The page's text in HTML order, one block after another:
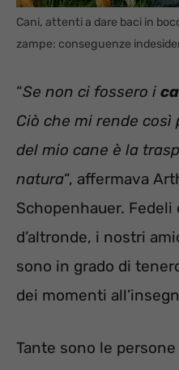
Cani, attenti a dare baci in
zampe: conseguenze
“Se non ci fossero i
Ciò che mi rende
del mio cane è la
natura“, affermava
Schopenhauer. Fedeli
d’altronde, i nostri
sono in grado di
dei momenti
Tante sono le